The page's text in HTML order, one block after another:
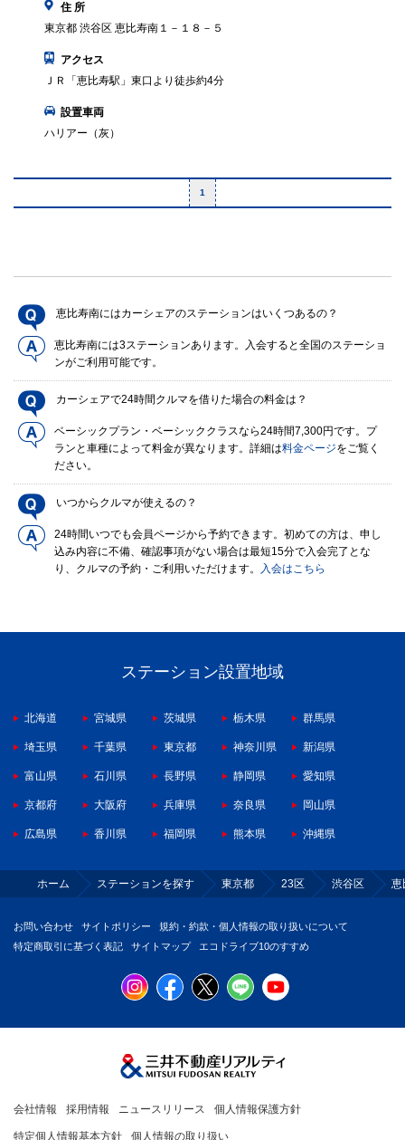
住 所
東京都 渋谷区 恵比寿南１－１８－５
アクセス
ＪＲ「恵比寿駅」東口より徒歩約4分
設置車両
ハリアー（灰）
1
恵比寿南にはカーシェアのステーションはいくつあるの？
恵比寿南には3ステーションあります。入会すると全国のステーショ
ンがご利用可能です。
カーシェアで24時間クルマを借りた場合の料金は？
ベーシックプラン・ベーシッククラスなら24時間7,300円です。プ
ランと車種によって料金が異なります。詳細は料金ページをご覧く
ださい。
いつからクルマが使えるの？
24時間いつでも会員ページから予約できます。初めての方は、申し
込み内容に不備、確認事項がない場合は最短15分で入会完了とな
り、クルマの予約・ご利用いただけます。
入会はこちら
ステーション設置地域
北海道 宮城県 茨城県 栃木県 群馬県
埼玉県 千葉県 東京都 神奈川県 新潟県
富山県 石川県 長野県 静岡県 愛知県
京都府 大阪府 兵庫県 奈良県 岡山県
広島県 香川県 福岡県 熊本県 沖縄県
ホーム ステーションを探す 東京都 23区 渋谷区 恵
お問い合わせ サイトポリシー
規約・約款・個人情報の取り扱いについて
特定商取引に基づく表記
サイトマップ エコドライブ10のすすめ
会社情報 採用情報 ニュースリリース 個人情報保護方針
特定個人情報基本方針 個人情報の取り扱い